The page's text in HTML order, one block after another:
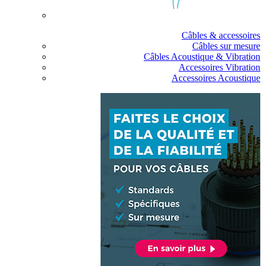
Câbles & accessoires
Câbles sur mesure
Câbles Acoustique & Vibration
Accessoires Vibration
Accessoires Acoustique